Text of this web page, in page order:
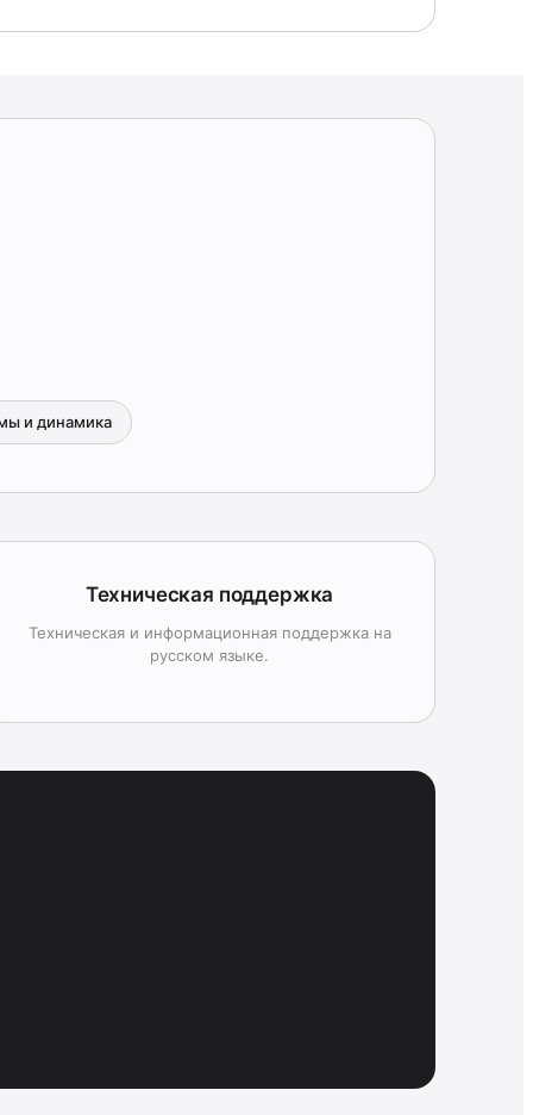
и динамика
Техническая поддержка
Техническая и информационная поддержка на
русском языке.